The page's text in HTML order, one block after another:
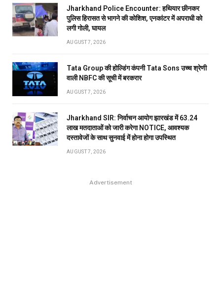
Jharkhand Police Encounter: हथियार छीनकर
पुलिस हिरासत से भागने की कोशिश, एनकांटर में अपराधी को
लगी गोली, घायल
AUGUST 7, 2026
Tata Group की होल्डिंग कंपनी Tata Sons उच्च श्रेणी
वाली NBFC की सूची में बरकरार
AUGUST 7, 2026
Jharkhand SIR: निर्वाचन आयोग झारखंड में 63.24
लाख मतदाताओं को जारी करेगा NOTICE, आवश्यक
दस्तावेजों के साथ सुनवाई में होना होगा उपस्थित
AUGUST 7, 2026
Advertisement